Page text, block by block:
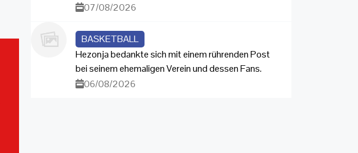
07/08/2026
BASKETBALL
Hezonja bedankte sich mit einem rührenden Post
bei seinem ehemaligen Verein und dessen Fans.
06/08/2026